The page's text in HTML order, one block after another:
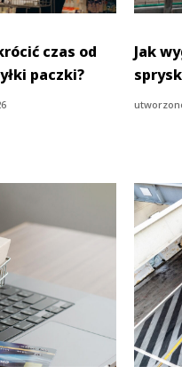
czas od
paczki?
Jak